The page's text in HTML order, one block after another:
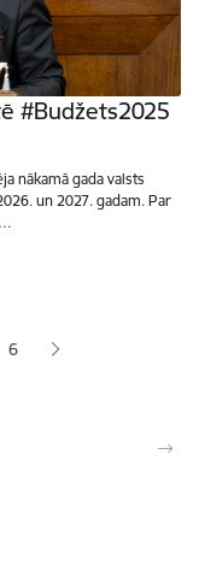
#Budžets2025
nākamā gada valsts
un 2027. gadam. Par
6